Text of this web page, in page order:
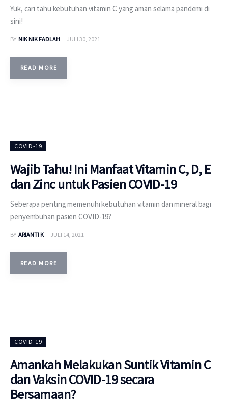
Yuk, cari tahu kebutuhan vitamin C yang aman selama pandemi di
sini!
BY NIK NIK FADLAH JULI 30, 2021
READ MORE
COVID-19
Wajib Tahu! Ini Manfaat Vitamin C, D, E
dan Zinc untuk Pasien COVID-19
Seberapa penting memenuhi kebutuhan vitamin dan mineral bagi
penyembuhan pasien COVID-19?
BY ARIANTI K JULI 14, 2021
READ MORE
COVID-19
Amankah Melakukan Suntik Vitamin C
dan Vaksin COVID-19 secara
Bersamaan?